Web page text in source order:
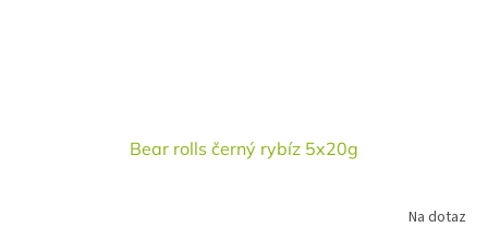
Bear rolls černý rybíz 5x20g
Na dotaz